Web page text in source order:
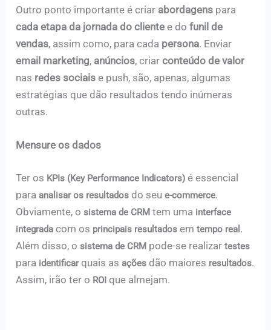
Outro ponto importante é criar abordagens para
cada etapa da jornada do cliente e dofunil de
vendas, assim como, para cada persona. Enviar
email marketing, anúncios, criarconteúdo de valor
nas redes sociais e push, são, apenas, algumas
estratégias que dão resultados tendo inúmeras
outras.
Mensure os dados
Ter os KPIs (Key Performance Indicators) é essencial
para analisar os resultados do seue-commerce.
Obviamente, o sistema de CRMtem uma interface
integradacom os principais resultados emtempo real .
Além disso, osistema de CRM pode-se realizartestes
para identificarquais as açõesdão maiores resultados.
Assim, irão ter o ROIque almejam.